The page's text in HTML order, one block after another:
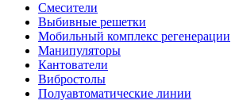
Смесители
Выбивные решетки
Мобильный комплекс регенерации
Манипуляторы
Кантователи
Вибростолы
Полуавтоматические линии